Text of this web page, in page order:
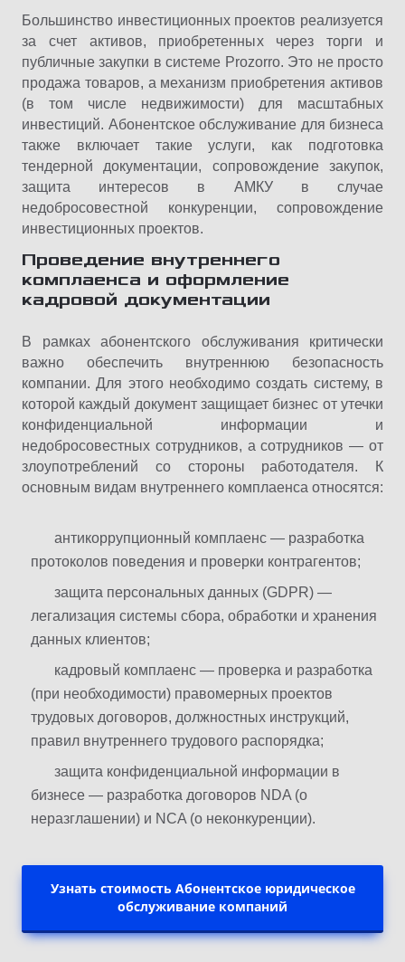
Большинство инвестиционных проектов реализуется
за счет активов, приобретенных через торги и
публичные закупки в системе Prozorro. Это не просто
продажа товаров, а механизм приобретения активов
(в том числе недвижимости) для масштабных
инвестиций. Абонентское обслуживание для бизнеса
также включает такие услуги, как подготовка
тендерной документации, сопровождение закупок,
защита интересов в АМКУ в случае
недобросовестной конкуренции, сопровождение
инвестиционных проектов.
Проведение внутреннего
комплаенса и оформление
кадровой документации
В рамках абонентского обслуживания критически
важно обеспечить внутреннюю безопасность
компании. Для этого необходимо создать систему, в
которой каждый документ защищает бизнес от утечки
конфиденциальной информации и
недобросовестных сотрудников, а сотрудников — от
злоупотреблений со стороны работодателя. К
основным видам внутреннего комплаенса относятся:
антикоррупционный комплаенс — разработка
протоколов поведения и проверки контрагентов;
защита персональных данных (GDPR) —
легализация системы сбора, обработки и хранения
данных клиентов;
кадровый комплаенс — проверка и разработка
(при необходимости) правомерных проектов
трудовых договоров, должностных инструкций,
правил внутреннего трудового распорядка;
защита конфиденциальной информации в
бизнесе — разработка договоров NDA (о
неразглашении) и NCA (о неконкуренции).
Узнать стоимость Абонентское юридическое
обслуживание компаний